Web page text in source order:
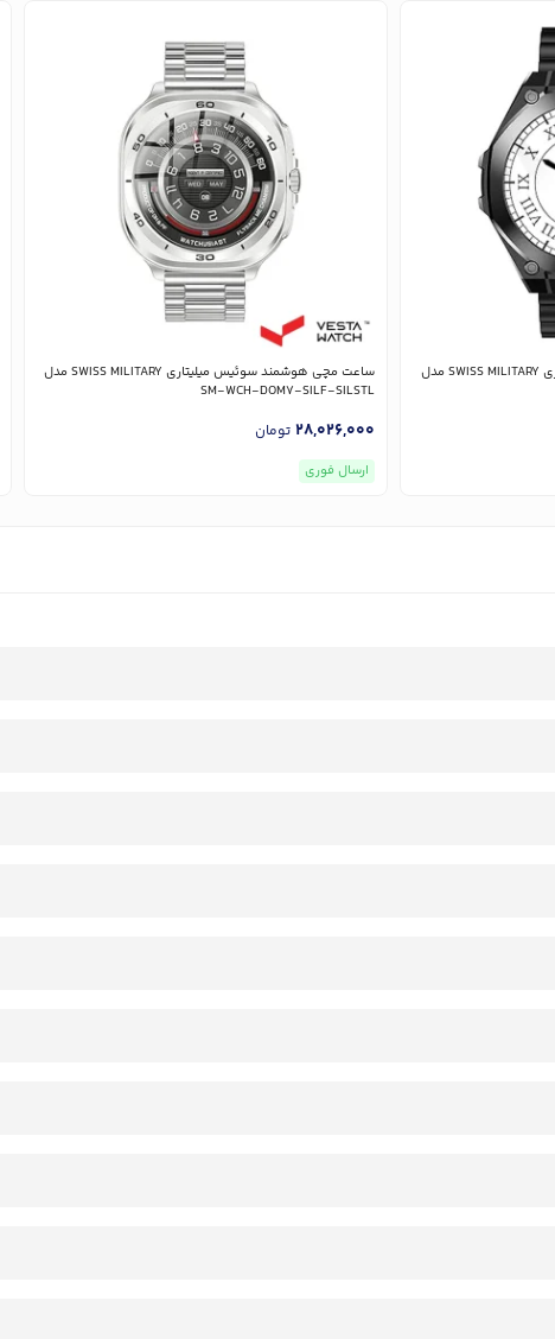
ساعت مچی هوشمند سوئیس میلیتاری SWISS MILITARY مدل
ساعت مچی هوشمند سوئیس میلیتاری SWISS MILITARY مدل
SM-WCH-DOM7-SILF-SILSTL
28,026,000 تومان
ارسال فوری